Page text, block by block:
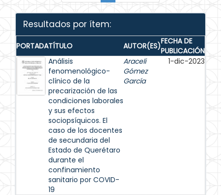
Resultados por ítem:
PORTADATÍTULO AUTOR(ES)FECHA DE
PUBLICACIÓN
Análisis
fenomenológico-
clínico de la
precarización de las
condiciones laborales
y sus efectos
sociopsíquicos. El
caso de los docentes
de secundaria del
Estado de Querétaro
durante el
confinamiento
sanitario por COVID-
19
Araceli
Gómez
García
1-dic-2023